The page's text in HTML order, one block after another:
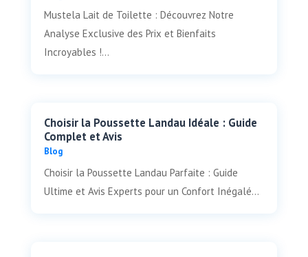
Mustela Lait de Toilette : Découvrez Notre
Analyse Exclusive des Prix et Bienfaits
Incroyables !...
Choisir la Poussette Landau Idéale : Guide
Complet et Avis
Blog
Choisir la Poussette Landau Parfaite : Guide
Ultime et Avis Experts pour un Confort Inégalé...